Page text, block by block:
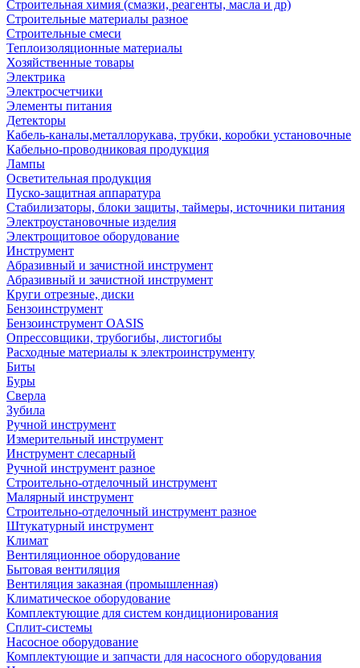
Строительная химия (смазки, реагенты, масла и др)
Строительные материалы разное
Строительные смеси
Теплоизоляционные материалы
Хозяйственные товары
Электрика
Электросчетчики
Элементы питания
Детекторы
Кабель-каналы,металлорукава, трубки, коробки установочные
Кабельно-проводниковая продукция
Лампы
Осветительная продукция
Пуско-защитная аппаратура
Стабилизаторы, блоки защиты, таймеры, источники питания
Электроустановочные изделия
Электрощитовое оборудование
Инструмент
Абразивный и зачистной инструмент
Абразивный и зачистной инструмент
Круги отрезные, диски
Бензоинструмент
Бензоинструмент OASIS
Опрессовщики, трубогибы, листогибы
Расходные материалы к электроинструменту
Биты
Буры
Сверла
Зубила
Ручной инструмент
Измерительный инструмент
Инструмент слесарный
Ручной инструмент разное
Строительно-отделочный инструмент
Малярный инструмент
Строительно-отделочный инструмент разное
Штукатурный инструмент
Климат
Вентиляционное оборудование
Бытовая вентиляция
Вентиляция заказная (промышленная)
Климатическое оборудование
Комплектующие для систем кондиционирования
Сплит-системы
Насосное оборудование
Комплектующие и запчасти для насосного оборудования